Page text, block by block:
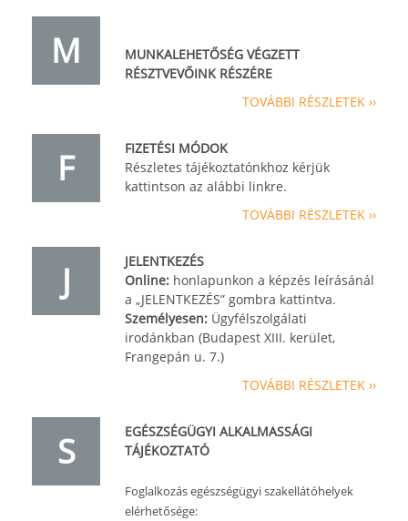
M
MUNKALEHETŐSÉG VÉGZETT
RÉSZTVEVŐINK RÉSZÉRE
TOVÁBBI RÉSZLETEK ››
F
FIZETÉSI MÓDOK
Részletes tájékoztatónkhoz kérjük
kattintson az alábbi linkre.
TOVÁBBI RÉSZLETEK ››
J
JELENTKEZÉS
Online: honlapunkon a képzés leírásánál
a „JELENTKEZÉS” gombra kattintva.
Személyesen: Ügyfélszolgálati
irodánkban (Budapest XIII. kerület,
Frangepán u. 7.)
TOVÁBBI RÉSZLETEK ››
S
EGÉSZSÉGÜGYI ALKALMASSÁGI
TÁJÉKOZTATÓ
Foglalkozás egészségügyi szakellátóhelyek
elérhetősége: